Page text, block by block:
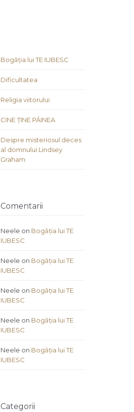
Bogăția lui TE IUBESC
Dificultatea
Religia viitorului
CINE ȚINE PÂINEA
Despre misteriosul deces
al domnului Lindsey
Graham
Comentarii
Neele on Bogăția lui TE
IUBESC
Neele on Bogăția lui TE
IUBESC
Neele on Bogăția lui TE
IUBESC
Neele on Bogăția lui TE
IUBESC
Neele on Bogăția lui TE
IUBESC
Categorii